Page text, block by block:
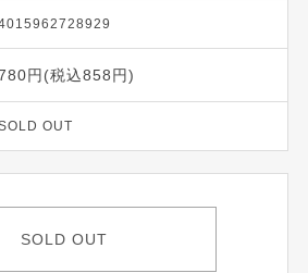
円(税込858円)
OUT
SOLD OUT